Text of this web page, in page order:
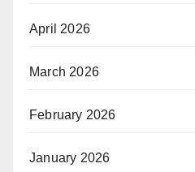
April 2026
March 2026
February 2026
January 2026